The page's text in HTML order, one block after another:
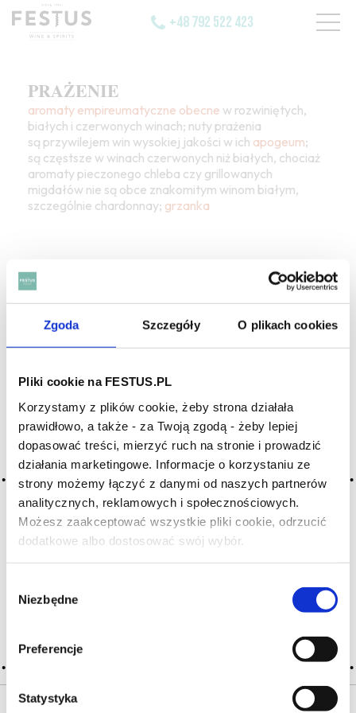
Zgoda Szczegóły O plikach cookies
Pliki cookie na FESTUS.PL
Korzystamy z plików cookie, żeby strona działała
prawidłowo, a także - za Twoją zgodą - żeby lepiej
dopasować treści, mierzyć ruch na stronie i prowadzić
działania marketingowe. Informacje o korzystaniu ze
strony możemy łączyć z danymi od naszych partnerów
analitycznych, reklamowych i społecznościowych.
Możesz zaakceptować wszystkie pliki cookie, odrzucić
dodatkowe albo dostosować swój wybór.
zgody
Niezbędne
Preferencje
Statystyka
Czy masz ukończone 18 lat?
+48 792 522 423
PRAŻENIE
aromaty empireumatyczne obecne w rozwiniętych,
białych i czerwonych winach; nuty prażenia
są przywilejem win wysokiej jakości w ich apogeum;
są częstsze w winach czerwonych niż białych, chociaż
aromaty pieczonego chleba czy grillowanych
migdałów nie są obce znakomitym winom białym,
szczególnie chardonnay; grzanka
HASŁA ALFABETYCZNIE:
WYBIERZ LITERĘ ALFABETU PONIŻEJ:
A B C-Ć D E F G
H I J K L-Ł M N
O-Ó P Q R S-Ś T
U V W X-Y
Z-Ź-Ż
Cały czas pracujemy nad wprowadzaniem do
słownika nowych haseł. Jeśli jakis termin stwarza